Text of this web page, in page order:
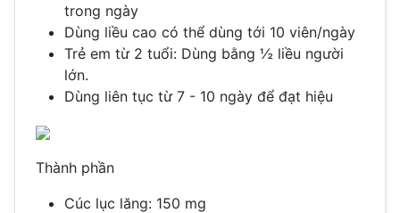
trong ngày
Dùng liều cao có thể dùng tới 10 viên/ngày
Trẻ em từ 2 tuổi: Dùng bằng ½ liều người
lớn.
Dùng liên tục từ 7 - 10 ngày để đạt hiệu
Thành phần
Cúc lục lăng: 150 mg